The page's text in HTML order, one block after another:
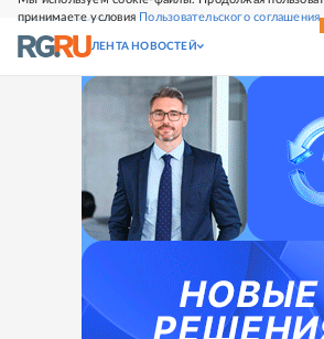
принимаете условия Пользовательского соглашения
СВЕЖИЙ НОМЕР
ЛЕНТА НОВОСТЕЙ